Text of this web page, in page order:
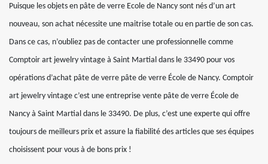
Puisque les objets en pâte de verre Ecole de Nancy sont nés d’un art
nouveau, son achat nécessite une maitrise totale ou en partie de son cas.
Dans ce cas, n’oubliez pas de contacter une professionnelle comme
Comptoir art jewelry vintage à Saint Martial dans le 33490 pour vos
opérations d’achat pâte de verre pâte de verre École de Nancy. Comptoir
art jewelry vintage c’est une entreprise vente pâte de verre École de
Nancy à Saint Martial dans le 33490. De plus, c’est une experte qui offre
toujours de meilleurs prix et assure la fiabilité des articles que ses équipes
choisissent pour vous à de bons prix !